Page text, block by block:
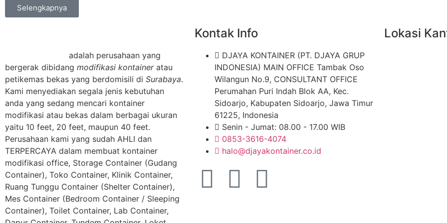
Selengkapnya
adalah perusahaan yang
bergerak dibidang modifikasi kontaineratau
petikemas bekas yang berdomisili di Surabaya.
Kami menyediakan segala jenis kebutuhan
anda yang sedang mencari kontainer
modifikasi atau bekas dalam berbagai ukuran
yaitu 10 feet, 20 feet, maupun 40 feet.
Perusahaan kami yang sudah AHLI dan
TERPERCAYA dalam membuat kontainer
modifikasi office, Storage Container (Gudang
Container), Toko Container, Klinik Container,
Ruang Tunggu Container (Shelter Container),
Mes Container (Bedroom Container / Sleeping
Container), Toilet Container, Lab Container,
Kontak Info
DJAYA KONTAINER (PT. DJAYA GRUP
INDONESIA) MAIN OFFICE Tambak Oso
Wilangun No.9, CONSULTANT OFFICE
Perumahan Puri Indah Blok AA, Kec.
Sidoarjo, Kabupaten Sidoarjo, Jawa Timur
61225, Indonesia
Senin - Jumat: 08.00 - 17.00 WIB
0853-3616-4074
halo@djayakontainer.co.id
Lokasi